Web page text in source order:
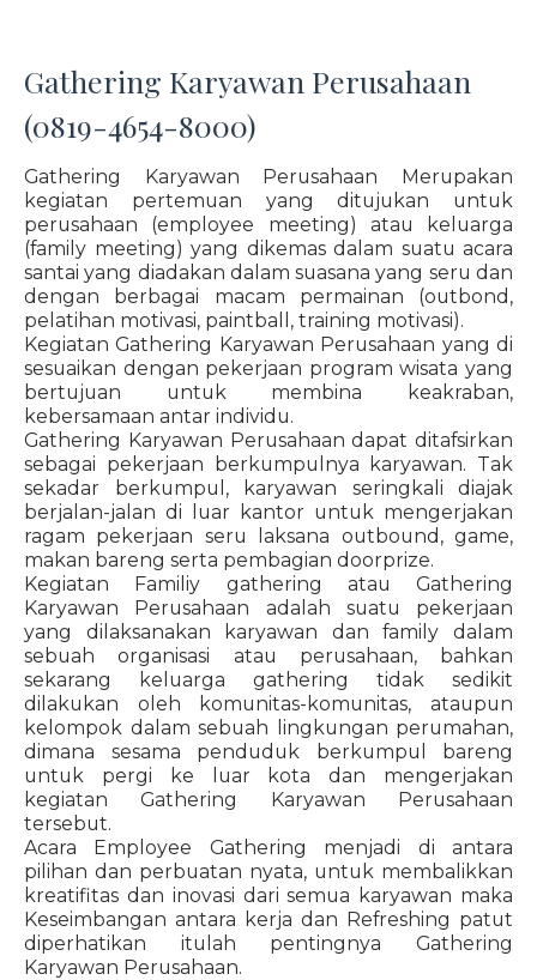
Gathering Karyawan Perusahaan
(0819-4654-8000)
Gathering Karyawan Perusahaan Merupakan
kegiatan pertemuan yang ditujukan untuk
perusahaan (employee meeting) atau keluarga
(family meeting) yang dikemas dalam suatu acara
santai yang diadakan dalam suasana yang seru dan
dengan berbagai macam permainan (outbond,
pelatihan motivasi, paintball, training motivasi).
Kegiatan Gathering Karyawan Perusahaan yang di
sesuaikan dengan pekerjaan program wisata yang
bertujuan untuk membina keakraban,
kebersamaan antar individu.
Gathering Karyawan Perusahaan dapat ditafsirkan
sebagai pekerjaan berkumpulnya karyawan. Tak
sekadar berkumpul, karyawan seringkali diajak
berjalan-jalan di luar kantor untuk mengerjakan
ragam pekerjaan seru laksana outbound, game,
makan bareng serta pembagian doorprize.
Kegiatan Familiy gathering atau Gathering
Karyawan Perusahaan adalah suatu pekerjaan
yang dilaksanakan karyawan dan family dalam
sebuah organisasi atau perusahaan, bahkan
sekarang keluarga gathering tidak sedikit
dilakukan oleh komunitas-komunitas, ataupun
kelompok dalam sebuah lingkungan perumahan,
dimana sesama penduduk berkumpul bareng
untuk pergi ke luar kota dan mengerjakan
kegiatan Gathering Karyawan Perusahaan
tersebut.
Acara Employee Gathering menjadi di antara
pilihan dan perbuatan nyata, untuk membalikkan
kreatifitas dan inovasi dari semua karyawan maka
Keseimbangan antara kerja dan Refreshing patut
diperhatikan itulah pentingnya Gathering
Karyawan Perusahaan.